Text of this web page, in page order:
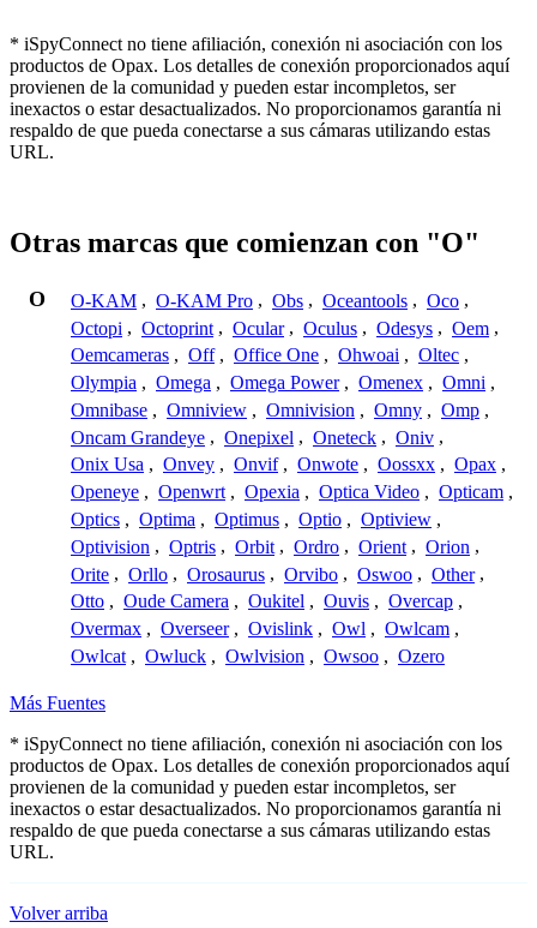
* iSpyConnect no tiene afiliación, conexión ni asociación con los
productos de Opax. Los detalles de conexión proporcionados aquí
provienen de la comunidad y pueden estar incompletos, ser
inexactos o estar desactualizados. No proporcionamos garantía ni
respaldo de que pueda conectarse a sus cámaras utilizando estas
URL.
Otras marcas que comienzan con "O"
O O-KAM , O-KAM Pro , Obs , Oceantools , Oco ,
Octopi , Octoprint , Ocular , Oculus , Odesys , Oem ,
Oemcameras , Off , Office One , Ohwoai , Oltec ,
Olympia , Omega , Omega Power , Omenex , Omni ,
Omnibase , Omniview , Omnivision , Omny , Omp ,
Oncam Grandeye , Onepixel , Oneteck , Oniv ,
Onix Usa , Onvey , Onvif , Onwote , Oossxx , Opax ,
Openeye , Openwrt , Opexia , Optica Video , Opticam ,
Optics , Optima , Optimus , Optio , Optiview ,
Optivision , Optris , Orbit , Ordro , Orient , Orion ,
Orite , Orllo , Orosaurus , Orvibo , Oswoo , Other ,
Otto , Oude Camera , Oukitel , Ouvis , Overcap ,
Overmax , Overseer , Ovislink , Owl , Owlcam ,
Owlcat , Owluck , Owlvision , Owsoo , Ozero
Más Fuentes
* iSpyConnect no tiene afiliación, conexión ni asociación con los
productos de Opax. Los detalles de conexión proporcionados aquí
provienen de la comunidad y pueden estar incompletos, ser
inexactos o estar desactualizados. No proporcionamos garantía ni
respaldo de que pueda conectarse a sus cámaras utilizando estas
URL.
Volver arriba